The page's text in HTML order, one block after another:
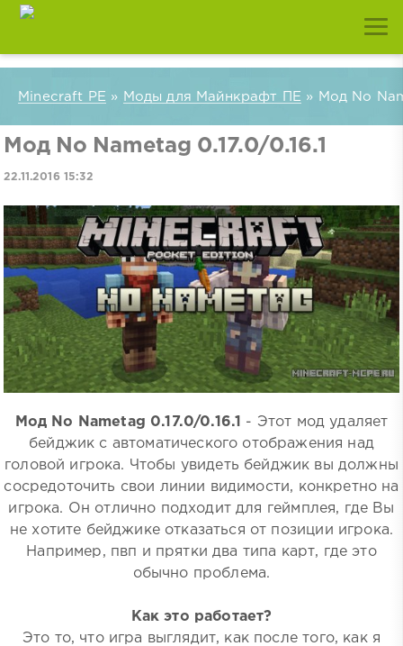
Minecraft PE » Моды для Майнкрафт ПЕ » Мод No
Мод No Nametag 0.17.0/0.16.1
22.11.2016 15:32
Мод No Nametag 0.17.0/0.16.1
- Этот мод удаляет
бейджик с автоматического отображения над
головой игрока. Чтобы увидеть бейджик вы должны
сосредоточить свои линии видимости, конкретно на
игрока. Он отлично подходит для геймплея, где Вы
не хотите бейджике отказаться от позиции игрока.
Например, пвп и прятки два типа карт, где это
обычно проблема.
Как это работает?
Это то, что игра выглядит, как после того, как я